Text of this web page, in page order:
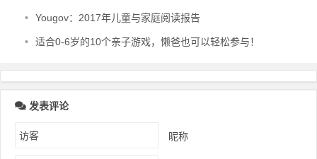
• Yougov：2017年儿童与家庭阅读报告
• 适合0-6岁的10个亲子游戏，懒爸也可以轻松参与！
发表评论
昵称